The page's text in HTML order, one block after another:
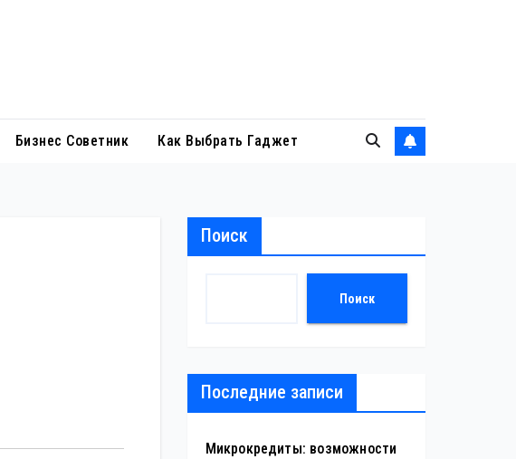
Бизнес Советник Как Выбрать Гаджет
Поиск
Поиск
Последние записи
Микрокредиты: возможности